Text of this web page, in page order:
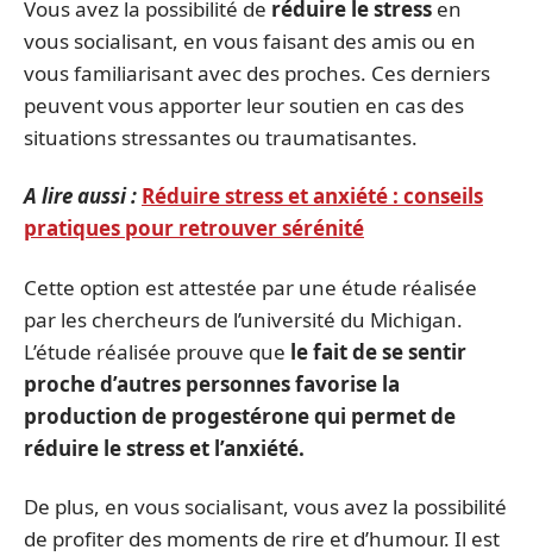
Vous avez la possibilité de réduire le stress en
vous socialisant, en vous faisant des amis ou en
vous familiarisant avec des proches. Ces derniers
peuvent vous apporter leur soutien en cas des
situations stressantes ou traumatisantes.
A lire aussi : Réduire stress et anxiété : conseils
pratiques pour retrouver sérénité
Cette option est attestée par une étude réalisée
par les chercheurs de l’université du Michigan.
L’étude réalisée prouve que le fait de se sentir
proche d’autres personnes favorise la
production de progestérone qui permet de
réduire le stress et l’anxiété.
De plus, en vous socialisant, vous avez la possibilité
de profiter des moments de rire et d’humour. Il est